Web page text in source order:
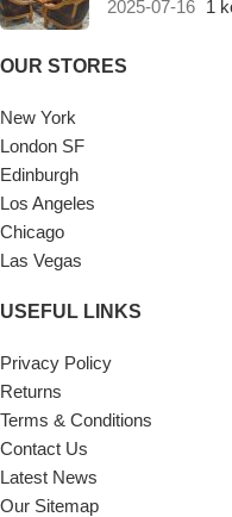
2025-07-16 1
OUR STORES
New York
London SF
Edinburgh
Los Angeles
Chicago
Las Vegas
USEFUL LINKS
Privacy Policy
Returns
Terms & Conditions
Contact Us
Latest News
Our Sitemap